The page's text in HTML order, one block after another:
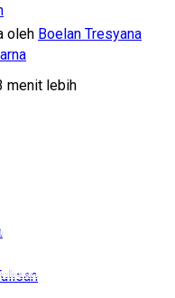
oleh Boelan Tresyana
menit lebih